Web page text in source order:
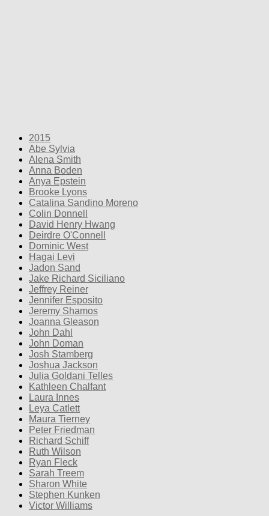
2015
Abe Sylvia
Alena Smith
Anna Boden
Anya Epstein
Brooke Lyons
Catalina Sandino Moreno
Colin Donnell
David Henry Hwang
Deirdre O'Connell
Dominic West
Hagai Levi
Jadon Sand
Jake Richard Siciliano
Jeffrey Reiner
Jennifer Esposito
Jeremy Shamos
Joanna Gleason
John Dahl
John Doman
Josh Stamberg
Joshua Jackson
Julia Goldani Telles
Kathleen Chalfant
Laura Innes
Leya Catlett
Maura Tierney
Peter Friedman
Richard Schiff
Ruth Wilson
Ryan Fleck
Sarah Treem
Sharon White
Stephen Kunken
Victor Williams